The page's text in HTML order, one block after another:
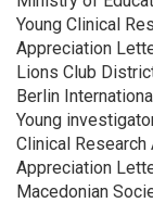
Young Clinical
Appreciation
Lions Club
Berlin
Young
Clinical
Appreciation
Macedonian